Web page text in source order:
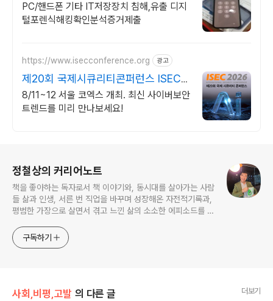
PC/핸드폰 기타 IT저장장치 침해,유출 디지
털포렌식해킹확인분석증거제출
https://www.isecconference.org 광고
제20회 국제시큐리티콘퍼런스 ISEC
2026
8/11~12 서울 코엑스 개최. 최신 사이버보안
트렌드를 미리 만나보세요!
정철상의 커리어노트
책을 좋아하는 독자로서 책 이야기와, 동시대를 살아가는 사람
들 삶과 인생, 서른 번 직업을 바꾸며 성장해온 자전적기록과,
평범한 가장으로 살면서 겪고 느낀 삶의 소소한 에피소드를 전
고픈 커리어코치, 유튜브: 정교수의 인생수업
구독하기
사회,비평,고발 의 다른 글 더보기